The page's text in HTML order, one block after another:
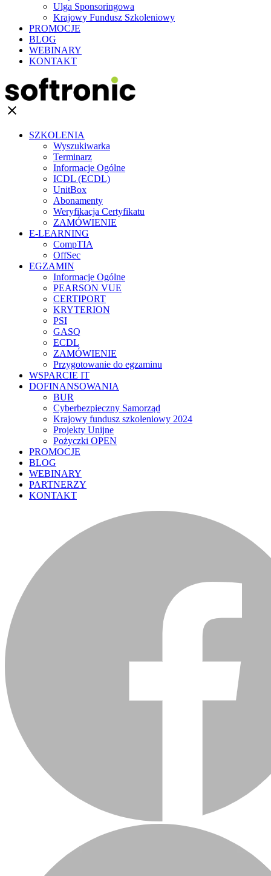
Ulga Sponsoringowa
Krajowy Fundusz Szkoleniowy
PROMOCJE
BLOG
WEBINARY
KONTAKT
clear
SZKOLENIA
Wyszukiwarka
Terminarz
Informacje Ogólne
ICDL (ECDL)
UnitBox
Abonamenty
Weryfikacja Certyfikatu
ZAMÓWIENIE
E-LEARNING
CompTIA
OffSec
EGZAMIN
Informacje Ogólne
PEARSON VUE
CERTIPORT
KRYTERION
PSI
GASQ
ECDL
ZAMÓWIENIE
Przygotowanie do egzaminu
WSPARCIE IT
DOFINANSOWANIA
BUR
Cyberbezpieczny Samorząd
Krajowy fundusz szkoleniowy 2024
Projekty Unijne
Pożyczki OPEN
PROMOCJE
BLOG
WEBINARY
PARTNERZY
KONTAKT